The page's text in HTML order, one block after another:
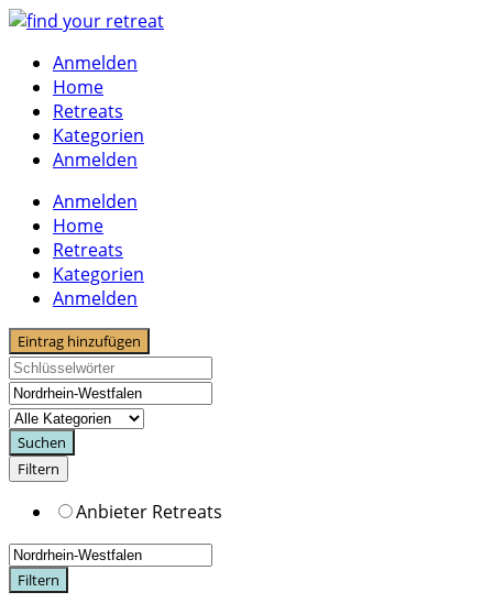
Skip
contentAnmelden
Home
Retreats
Kategorien
Anmelden
Anmelden
Home
Retreats
Kategorien
Anmelden
Eintrag hinzufügen
Suchen
Filtern
Anbieter Retreats
Filtern